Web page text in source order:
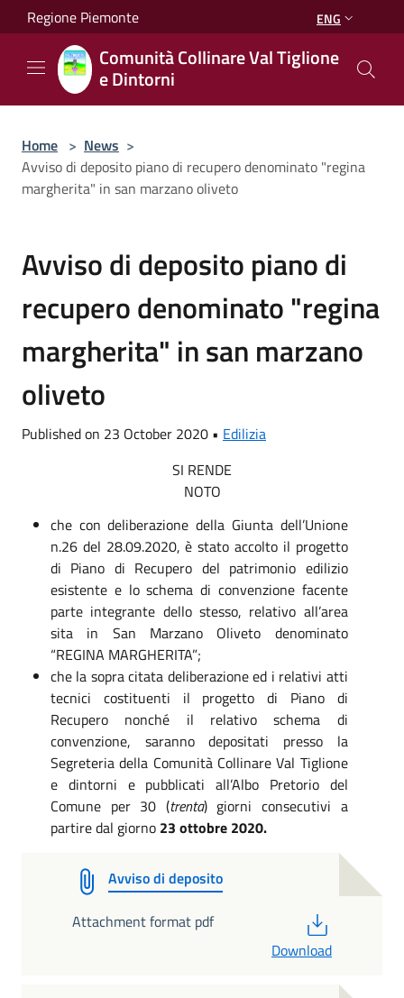
Salta al contenuto principale
Regione Piemonte ENG
Comunità Collinare Val Tiglione
e Dintorni
Home > News >
Avviso di deposito piano di recupero denominato "regina
margherita" in san marzano oliveto
Avviso di deposito piano di
recupero denominato "regina
margherita" in san marzano
oliveto
Published on 23 October 2020 • Edilizia
SI RENDE
NOTO
che con deliberazione della Giunta dell’Unione
n.26 del 28.09.2020, è stato accolto il progetto
di Piano di Recupero del patrimonio edilizio
esistente e lo schema di convenzione facente
parte integrante dello stesso, relativo all’area
sita in San Marzano Oliveto denominato
“REGINA MARGHERITA”;
che la sopra citata deliberazione ed i relativi atti
tecnici costituenti il progetto di Piano di
Recupero nonché il relativo schema di
convenzione, saranno depositati presso la
Segreteria della Comunità Collinare Val Tiglione
e dintorni e pubblicati all’Albo Pretorio del
Comune per 30 (trenta) giorni consecutivi a
partire dal giorno 23 ottobre 2020.
Avviso di deposito
Attachment format pdf
Download